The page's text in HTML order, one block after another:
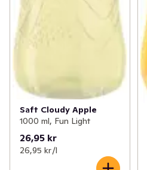
Saft Cloudy Apple
1000 ml, Fun Light
26,95 kr
26,95 kr /l